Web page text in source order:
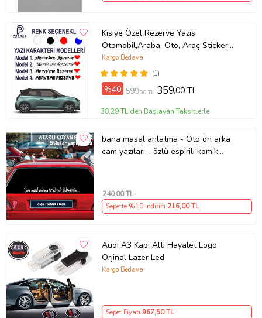
Kişiye Özel Rezerve Yazısı
Otomobil,Araba, Oto, Araç Sticker
(Parlak Beyaz)
(1)
Kargo Bedava
%40 599,00 TL 359,00 TL
38,29 TL'den Başlayan Taksitlerle
bana masal anlatma - Oto ön arka
cam yazıları - özlü espirili komik
240,00 TL
Sepette %10 İndirim 216,00 TL
Audi A3 Kapı Altı Hayalet Logo
Orjinal Lazer Led
Kargo Bedava
Sepet Fiyatı 967,50 TL